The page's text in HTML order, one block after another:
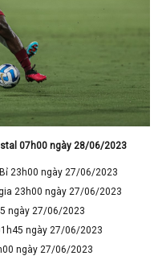
07h00 ngày 28/06/2023
23h00 ngày 27/06/2023
23h00 ngày 27/06/2023
ngày 27/06/2023
ngày 27/06/2023
ngày 27/06/2023